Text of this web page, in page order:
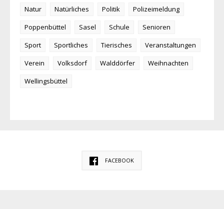
Natur
Natürliches Politik
Polizeimeldung
Poppenbüttel
Sasel Schule
Senioren
Sport
Sportliches Tierisches
Veranstaltungen
Verein
Volksdorf Walddörfer
Weihnachten
Wellingsbüttel
FACEBOOK